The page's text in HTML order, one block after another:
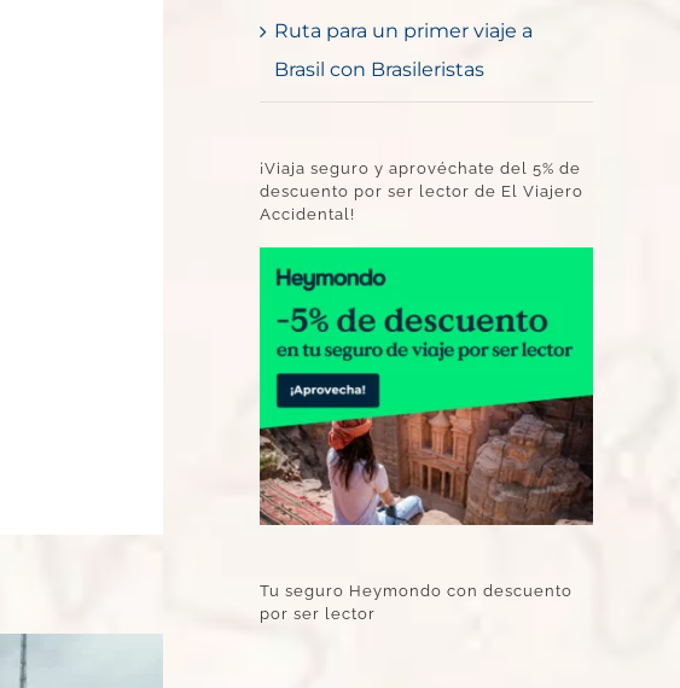
Ruta para un primer viaje a
Brasil con Brasileristas
¡Viaja seguro y aprovéchate del 5% de
descuento por ser lector de El Viajero
Accidental!
Tu seguro Heymondo con descuento
por ser lector